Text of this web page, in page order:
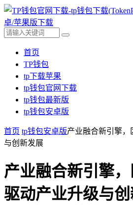
首页
TP钱包
tp下载苹果
tp钱包官网下载
tp钱包最新版
tp钱包安卓版
首页 tp钱包安卓版产业融合新引擎，
与创新发展
产业融合新引擎
驱动产业升级与